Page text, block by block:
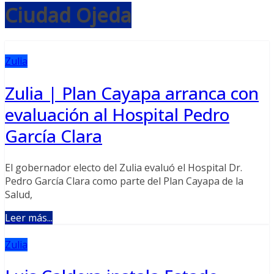
Ciudad Ojeda
Zulia
Zulia | Plan Cayapa arranca con
evaluación al Hospital Pedro
García Clara
El gobernador electo del Zulia evaluó el Hospital Dr.
Pedro García Clara como parte del Plan Cayapa de la
Salud,
Leer más...
Zulia